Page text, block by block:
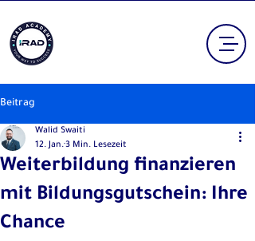
Beitrag
Weiterbildung finanzieren
mit Bildungsgutschein: Ihre
Chance
Walid Swaiti
12. Jan.3 Min. Lesezeit